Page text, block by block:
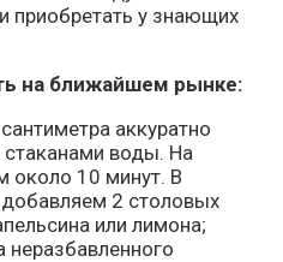
приобретать у знающих
на ближайшем рынке:
аккуратно
воды. На
около 10 минут. В
2 столовых
или лимона;
неразбавленного